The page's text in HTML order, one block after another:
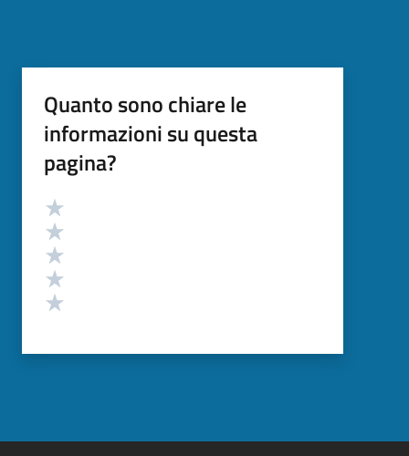
Quanto sono chiare le
informazioni su questa
pagina?
Valutazione